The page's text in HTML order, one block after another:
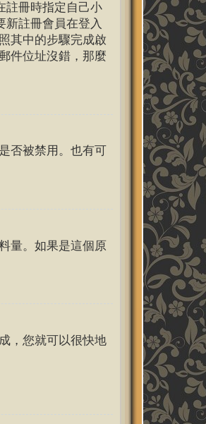
註冊時指定自己小
新註冊會員在登入
其中的步驟完成啟
件位址沒錯，那麼
否被禁用。也有可
量。如果是這個原
，您就可以很快地